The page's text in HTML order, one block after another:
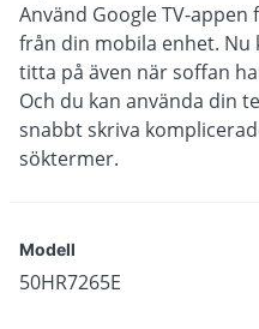
Använd Google TV-
från din mobila enhet.
titta på även när soffan
Och du kan använda din
snabbt skriva
söktermer.
Modell
50HR7265E